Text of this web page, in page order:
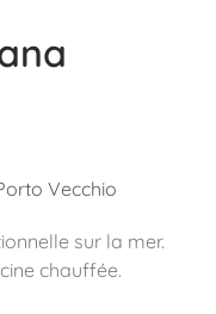
Vecchio
sur la mer.
chauffée.